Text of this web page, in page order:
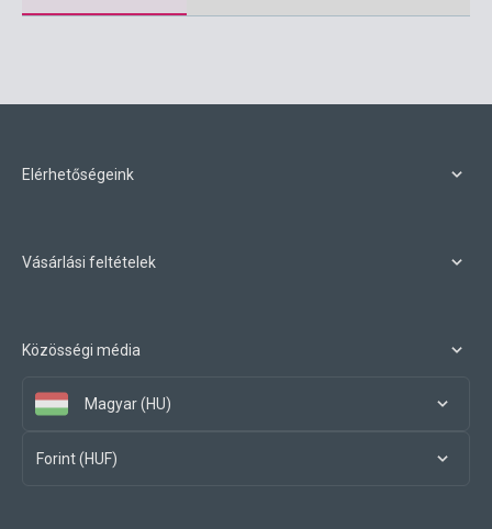
Elérhetőségeink
Vásárlási feltételek
Közösségi média
Magyar (HU)
Forint (HUF)